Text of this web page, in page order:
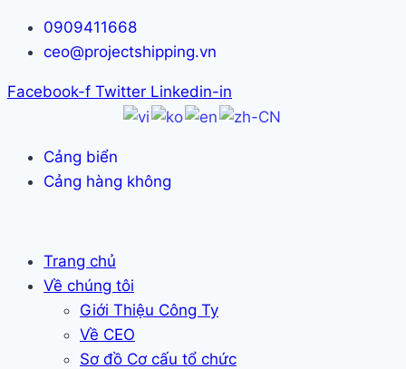
Skip
0909411668
ceo@projectshipping.vn
Facebook-f Twitter Linkedin-in
Cảng biển
Cảng hàng không
Trang chủ
Về chúng tôi
Giới Thiệu Công Ty
Về CEO
Sơ đồ Cơ cấu tổ chức